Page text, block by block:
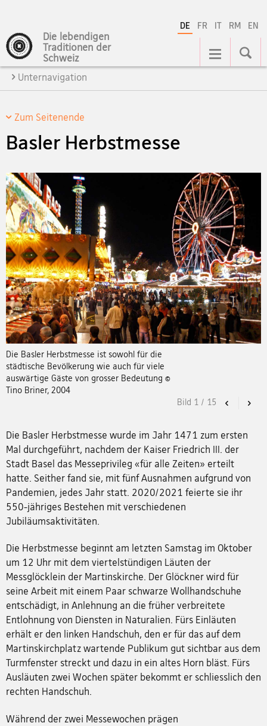
DE FR IT RM EN
Die lebendigen
Traditionen der
Schweiz
Hauptnavigation
Unternavigation
Zum Seitenende
Basler Herbstmesse
Die Basler Herbstmesse ist sowohl für die
städtische Bevölkerung wie auch für viele
auswärtige Gäste von grosser Bedeutung ©
Tino Briner, 2004
Previous
Bild 1 / 15
Die Basler Herbstmesse wurde im Jahr 1471 zum ersten
Mal durchgeführt, nachdem der Kaiser Friedrich III. der
Stadt Basel das Messeprivileg «für alle Zeiten» erteilt
hatte. Seither fand sie, mit fünf Ausnahmen aufgrund von
Pandemien, jedes Jahr statt. 2020/2021 feierte sie ihr
550-jähriges Bestehen mit verschiedenen
Jubiläumsaktivitäten.
Die Herbstmesse beginnt am letzten Samstag im Oktober
um 12 Uhr mit dem viertelstündigen Läuten der
Messglöcklein der Martinskirche. Der Glöckner wird für
seine Arbeit mit einem Paar schwarze Wollhandschuhe
entschädigt, in Anlehnung an die früher verbreitete
Entlohnung von Diensten in Naturalien. Fürs Einläuten
erhält er den linken Handschuh, den er für das auf dem
Martinskirchplatz wartende Publikum gut sichtbar aus dem
Turmfenster streckt und dazu in ein altes Horn bläst. Fürs
Ausläuten zwei Wochen später bekommt er schliesslich den
rechten Handschuh.
Während der zwei Messewochen prägen